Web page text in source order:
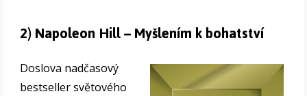
2) Napoleon Hill – Myšlením k bohatství
Doslova nadčasový
bestseller světového